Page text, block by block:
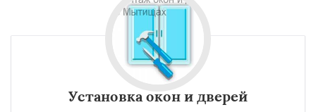
Установка окон и дверей